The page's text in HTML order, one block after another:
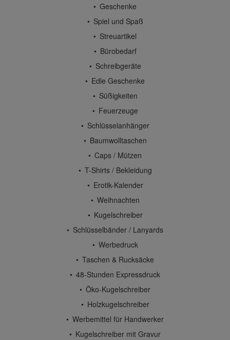
Geschenke
Spiel und Spaß
Streuartikel
Bürobedarf
Schreibgeräte
Edle Geschenke
Süßigkeiten
Feuerzeuge
Schlüsselanhänger
Baumwolltaschen
Caps / Mützen
T-Shirts / Bekleidung
Erotik-Kalender
Weihnachten
Kugelschreiber
Schlüsselbänder / Lanyards
Werbedruck
Taschen & Rucksäcke
48-Stunden Expressdruck
Öko-Kugelschreiber
Holzkugelschreiber
Werbemittel für Handwerker
Kugelschreiber mit Gravur